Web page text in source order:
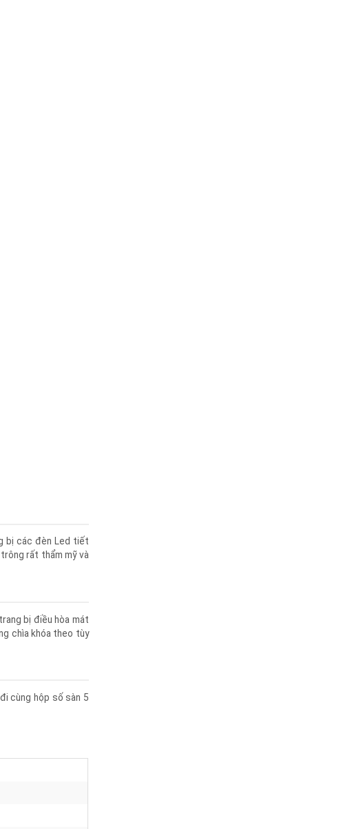
bị các đèn Led tiết
trông rất thẩm mỹ và
trang bị điều hòa mát
chìa khóa theo tùy
đi cùng hộp số sàn 5